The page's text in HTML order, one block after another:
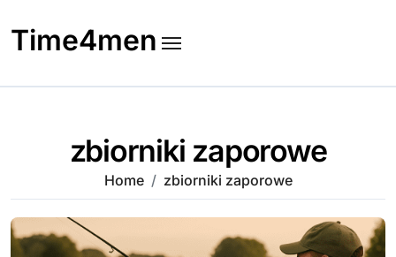
to
content
Time4men
zbiorniki zaporowe
Home zbiorniki zaporowe